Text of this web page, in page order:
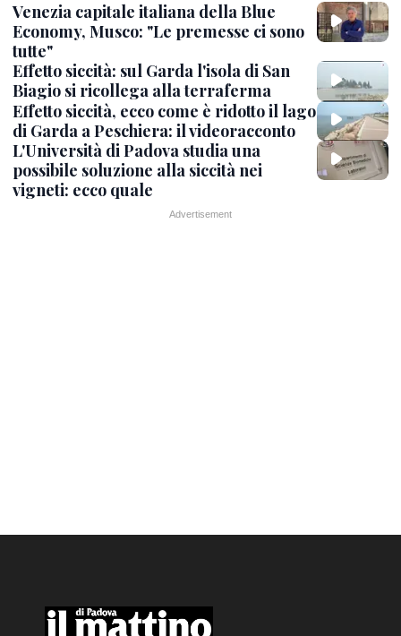
Venezia capitale italiana della Blue
Economy, Musco: "Le premesse ci sono
tutte"
Effetto siccità: sul Garda l'isola di San
Biagio si ricollega alla terraferma
Effetto siccità, ecco come è ridotto il lago
di Garda a Peschiera: il videoracconto
L'Università di Padova studia una
possibile soluzione alla siccità nei
vigneti: ecco quale